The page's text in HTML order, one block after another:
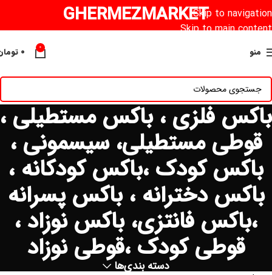
Skip to navigation
Skip to main content
GHERMEZMARKET
منو 0 ۰
باکس فلزی ، باکس مستطیلی ،
قوطی مستطیلی، سیسمونی ،
باکس کودک ،باکس کودکانه ،
باکس دخترانه ، باکس پسرانه
،باکس فانتزی، باکس نوزاد ،
قوطی کودک ،قوطی نوزاد
دسته بندی‌ها